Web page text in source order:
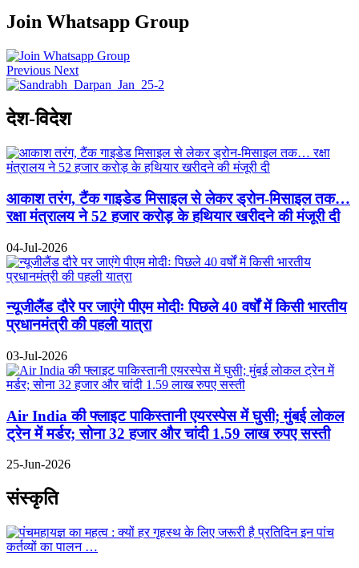
Join Whatsapp Group
Previous Next
देश-विदेश
आकाश तरंग, टैंक गाइडेड मिसाइल से लेकर ड्रोन-मिसाइल तक…
रक्षा मंत्रालय ने 52 हजार करोड़ के हथियार खरीदने की मंजूरी दी
04-Jul-2026
न्यूजीलैंड दौरे पर जाएंगे पीएम मोदीः पिछले 40 वर्षों में किसी भारतीय
प्रधानमंत्री की पहली यात्रा
03-Jul-2026
Air India की फ्लाइट पाकिस्तानी एयरस्पेस में घुसी; मुंबई लोकल
ट्रेन में मर्डर; सोना 32 हजार और चांदी 1.59 लाख रुपए सस्ती
25-Jun-2026
संस्कृति